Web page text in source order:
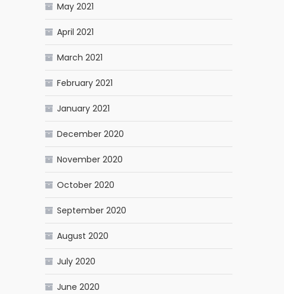
May 2021
April 2021
March 2021
February 2021
January 2021
December 2020
November 2020
October 2020
September 2020
August 2020
July 2020
June 2020